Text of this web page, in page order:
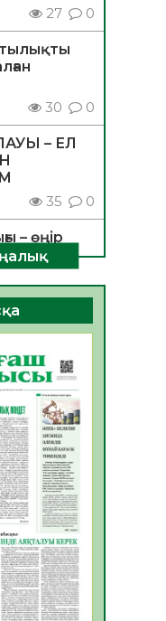
27 0
30 0
– ЕЛ
35 0
– өңір
43 0
–
40
–
42
45